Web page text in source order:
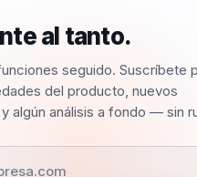
al tanto.
seguido. Suscríbete
del producto, nuevos
algún análisis a fondo — sin